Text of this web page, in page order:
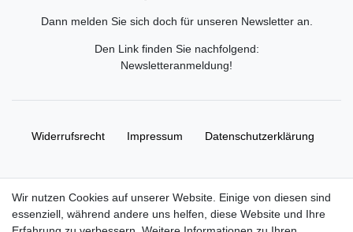
Dann melden Sie sich doch für unseren Newsletter an.
Den Link finden Sie nachfolgend:
Newsletteranmeldung!
Widerrufs­recht Impressum Daten­schutz­erklärung
© Copyright 2026 | Alle Rechte vorbehalten. HL-
Wir nutzen Cookies auf unserer Website. Einige von diesen sind
essenziell, während andere uns helfen, diese Website und Ihre